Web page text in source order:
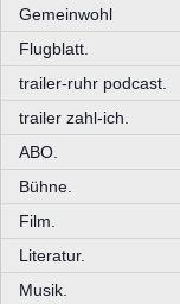
Gemeinwohl
Flugblatt.
trailer-ruhr podcast.
trailer zahl-ich.
ABO.
Bühne.
Film.
Literatur.
Musik.